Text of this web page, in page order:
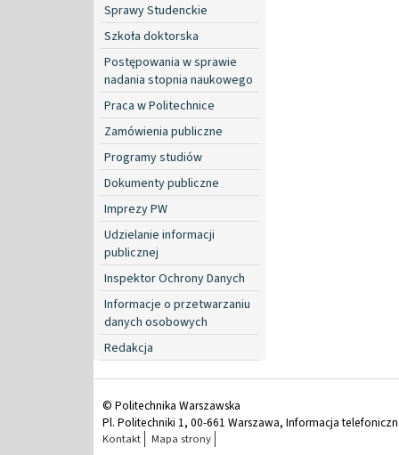
Sprawy Studenckie
Szkoła doktorska
Postępowania w sprawie
nadania stopnia naukowego
Praca w Politechnice
Zamówienia publiczne
Programy studiów
Dokumenty publiczne
Imprezy PW
Udzielanie informacji
publicznej
Inspektor Ochrony Danych
Informacje o przetwarzaniu
danych osobowych
Redakcja
© Politechnika Warszawska
Pl. Politechniki 1, 00-661 Warszawa, Informacja
Kontakt Mapa strony